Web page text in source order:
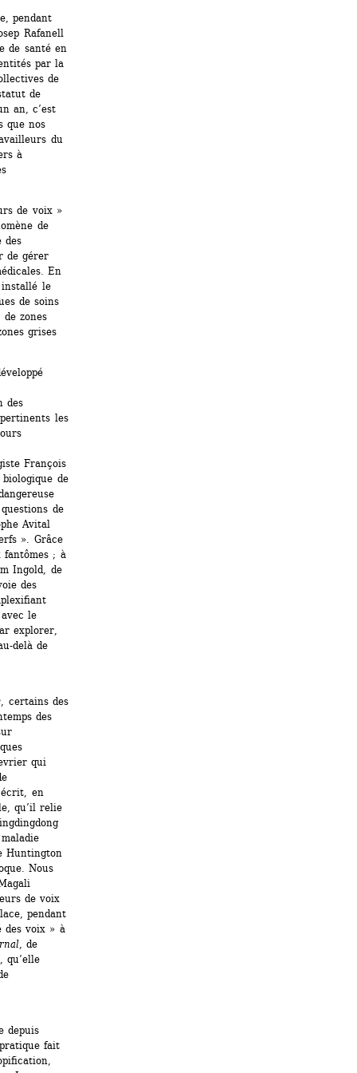
pendant
Rafanell
de santé en
par la
de
de
an, c’est
que nos
du
à
de voix »
de
des
de gérer
En
le
de soins
zones
grises
des
les
François
de
de
Avital
». Grâce
fantômes ; à
Ingold, de
des
le
explorer,
delà de
, certains des
des
qui
en
qu’il relie
Huntington
Nous
de voix
pendant
des voix » à
, de
qu’elle
depuis
fait